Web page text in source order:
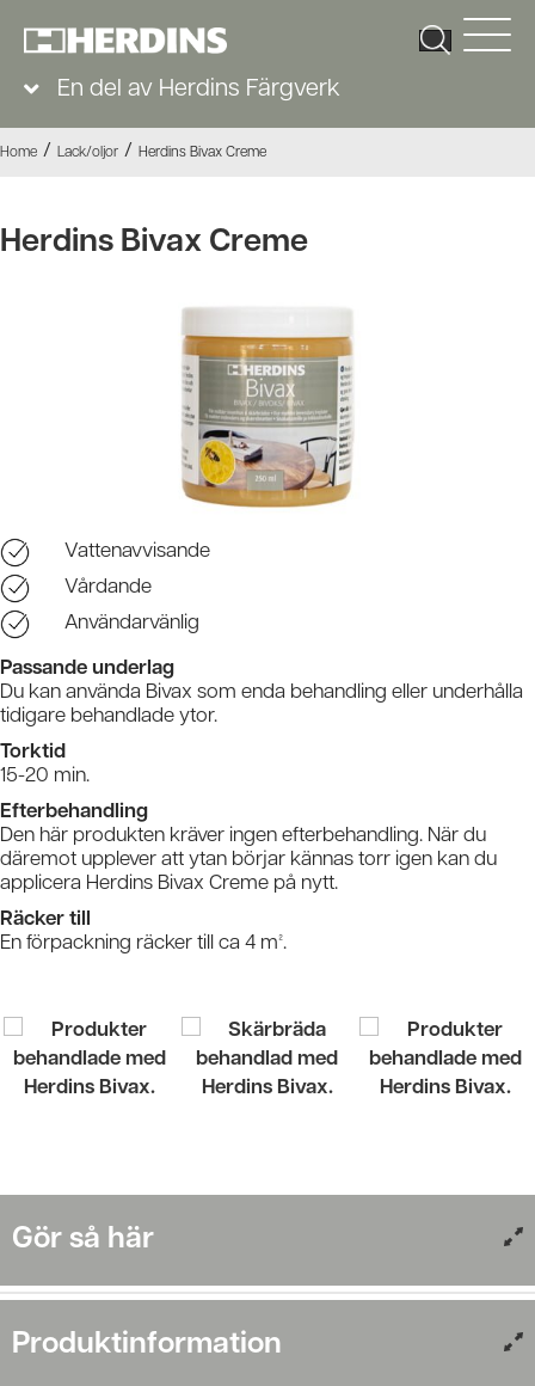
En del av Herdins Färgverk
Home / Lack/oljor / Herdins Bivax Creme
Herdins Bivax Creme
Vattenavvisande
Vårdande
Användarvänlig
Passande underlag
Du kan använda Bivax som enda behandling eller underhålla
tidigare behandlade ytor.
Torktid
15-20 min.
Efterbehandling
Den här produkten kräver ingen efterbehandling. När du
däremot upplever att ytan börjar kännas torr igen kan du
applicera Herdins Bivax Creme på nytt.
Räcker till
En förpackning räcker till ca 4 m².
Gör så här
Produkt­information